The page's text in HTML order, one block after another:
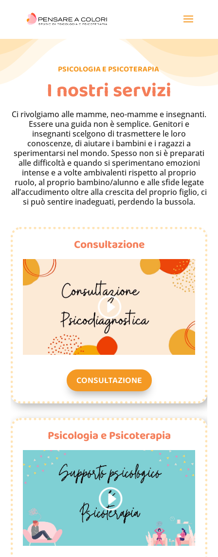
PSICOLOGIA E PSICOTERAPIA
I nostri servizi
Ci rivolgiamo alle mamme, neo-mamme e insegnanti.
Essere una guida non è semplice. Genitori e
insegnanti scelgono di trasmettere le loro
conoscenze, di aiutare i bambini e i ragazzi a
sperimentarsi nel mondo. Spesso non si è preparati
alle difficoltà e quando si sperimentano emozioni
intense e a volte ambivalenti rispetto al proprio
ruolo, al proprio bambino/alunno e alle sfide legate
all’accudimento oltre alla crescita del proprio figlio, ci
si può sentire inadeguati, perdendo la bussola.
Consultazione
CONSULTAZIONE
Psicologia e Psicoterapia